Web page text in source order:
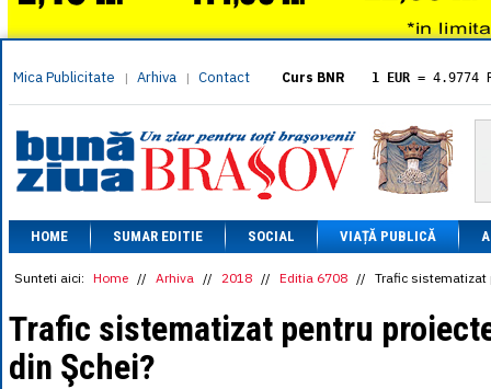
Mica Publicitate | Arhiva | Contact Curs BNR 1 EUR = 4.9774
= 5.8304
1 XAU= 464.4611
1 AED= 1.1933
1 AUD= 2.7957
1 BGN= 2.5449
1 CAD= 3.1559
1 CHF= 5.2813
1 CNY = 0.6015
= 0.6668
1 EGP = 0.0860
HOME SUMAR EDITIE SOCIAL VIAȚĂ PUBLICĂ
Sunteti aici: Home // Arhiva // 2018 // Editia 6708 // Trafic sistematizat
Trafic sistematizat pentru
din Şchei?